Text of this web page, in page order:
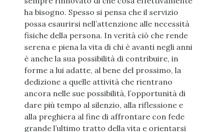
ha bisogno. Spesso si pensa che il servizio
possa esaurirsi nell’attenzione alle necessità
fisiche della persona. In verità ciò che rende
serena e piena la vita di chi è avanti negli anni
è anche la sua possibilità di contribuire, in
forme a lui adatte, al bene del prossimo, la
dedizione a quelle attività che rientrano
ancora nelle sue possibilità, l’opportunità di
dare più tempo al silenzio, alla riflessione e
alla preghiera al fine di affrontare con fede
grande l’ultimo tratto della vita e orientarsi